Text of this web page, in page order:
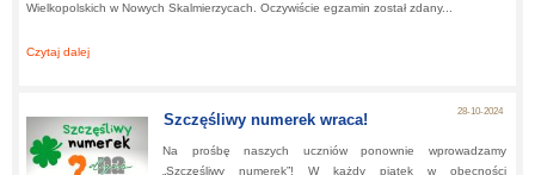
Wielkopolskich w Nowych Skalmierzycach. Oczywiście egzamin został zdany...
Czytaj dalej
28-10-2024
Szczęśliwy numerek wraca!
Na prośbę naszych uczniów ponownie wprowadzamy
„Szczęśliwy numerek”! W każdy piątek w obecności